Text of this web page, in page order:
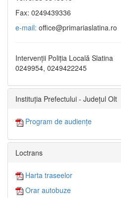
Fax: 0249439336
e-mail: office@primariaslatina.ro
Intervenții Poliția Locală Slatina
0249954, 0249422245
Instituția Prefectului - Județul Olt
Program de audiențe
Loctrans
Harta traseelor
Orar autobuze